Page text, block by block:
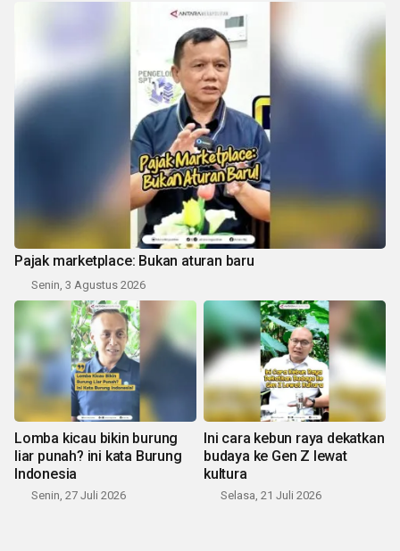
Pajak marketplace: Bukan aturan baru
Senin, 3 Agustus 2026
Lomba kicau bikin burung
liar punah? ini kata Burung
Indonesia
Senin, 27 Juli 2026
Ini cara kebun raya dekatkan
budaya ke Gen Z lewat
kultura
Selasa, 21 Juli 2026